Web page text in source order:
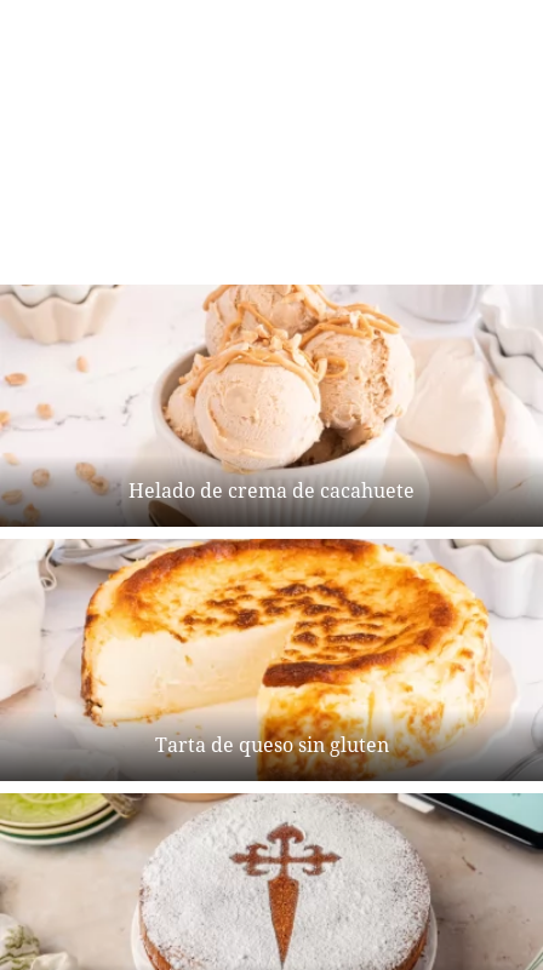
Helado de crema de cacahuete
Tarta de queso sin gluten